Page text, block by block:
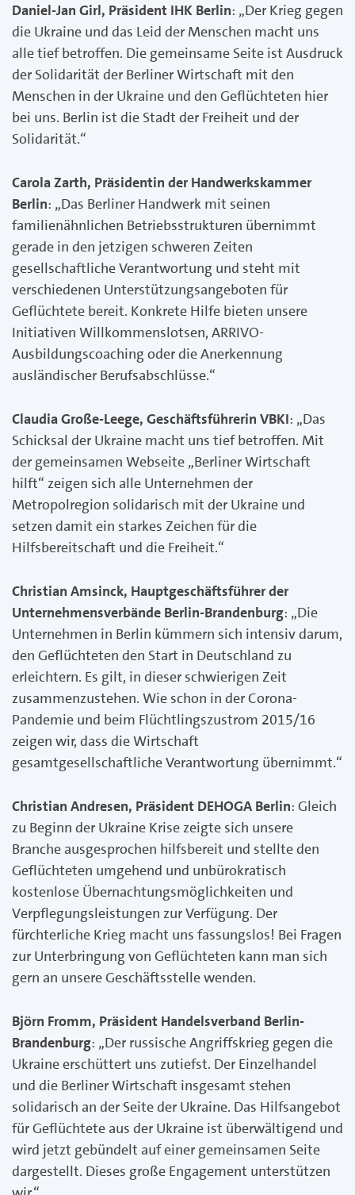
Daniel-Jan Girl, Präsident IHK Berlin: „Der Krieg gegen
die Ukraine und das Leid der Menschen macht uns
alle tief betroffen. Die gemeinsame Seite ist Ausdruck
der Solidarität der Berliner Wirtschaft mit den
Menschen in der Ukraine und den Geflüchteten hier
bei uns. Berlin ist die Stadt der Freiheit und der
Solidarität.“
Carola Zarth, Präsidentin der Handwerkskammer
Berlin: „Das Berliner Handwerk mit seinen
familienähnlichen Betriebsstrukturen übernimmt
gerade in den jetzigen schweren Zeiten
gesellschaftliche Verantwortung und steht mit
verschiedenen Unterstützungsangeboten für
Geflüchtete bereit. Konkrete Hilfe bieten unsere
Initiativen Willkommenslotsen, ARRIVO-
Ausbildungscoaching oder die Anerkennung
ausländischer Berufsabschlüsse.“
Claudia Große-Leege, Geschäftsführerin VBKI: „Das
Schicksal der Ukraine macht uns tief betroffen. Mit
der gemeinsamen Webseite „Berliner Wirtschaft
hilft“ zeigen sich alle Unternehmen der
Metropolregion solidarisch mit der Ukraine und
setzen damit ein starkes Zeichen für die
Hilfsbereitschaft und die Freiheit.“
Christian Amsinck, Hauptgeschäftsführer der
Unternehmensverbände Berlin-Brandenburg: „Die
Unternehmen in Berlin kümmern sich intensiv darum,
den Geflüchteten den Start in Deutschland zu
erleichtern. Es gilt, in dieser schwierigen Zeit
zusammenzustehen. Wie schon in der Corona-
Pandemie und beim Flüchtlingszustrom 2015/16
zeigen wir, dass die Wirtschaft
gesamtgesellschaftliche Verantwortung übernimmt.“
Christian Andresen, Präsident DEHOGA Berlin: Gleich
zu Beginn der Ukraine Krise zeigte sich unsere
Branche ausgesprochen hilfsbereit und stellte den
Geflüchteten umgehend und unbürokratisch
kostenlose Übernachtungsmöglichkeiten und
Verpflegungsleistungen zur Verfügung. Der
fürchterliche Krieg macht uns fassungslos! Bei Fragen
zur Unterbringung von Geflüchteten kann man sich
gern an unsere Geschäftsstelle wenden.
Björn Fromm, Präsident Handelsverband Berlin-
Brandenburg: „Der russische Angriffskrieg gegen die
Ukraine erschüttert uns zutiefst. Der Einzelhandel
und die Berliner Wirtschaft insgesamt stehen
solidarisch an der Seite der Ukraine. Das Hilfsangebot
für Geflüchtete aus der Ukraine ist überwältigend und
wird jetzt gebündelt auf einer gemeinsamen Seite
dargestellt. Dieses große Engagement unterstützen